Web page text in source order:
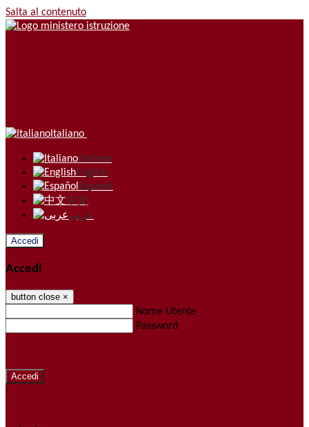
Salta al contenuto
Italiano
Italiano
English
Español
中文
عربى
Accedi
Accedi
button close ×
Nome Utente
Password
-